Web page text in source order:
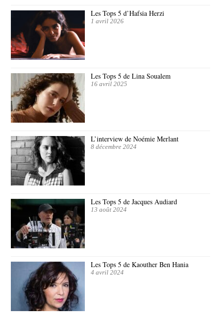
Les Tops 5 d’Hafsia Herzi
1 avril 2026
Les Tops 5 de Lina Soualem
16 avril 2025
L’interview de Noémie Merlant
8 décembre 2024
Les Tops 5 de Jacques Audiard
13 août 2024
Les Tops 5 de Kaouther Ben Hania
4 avril 2024